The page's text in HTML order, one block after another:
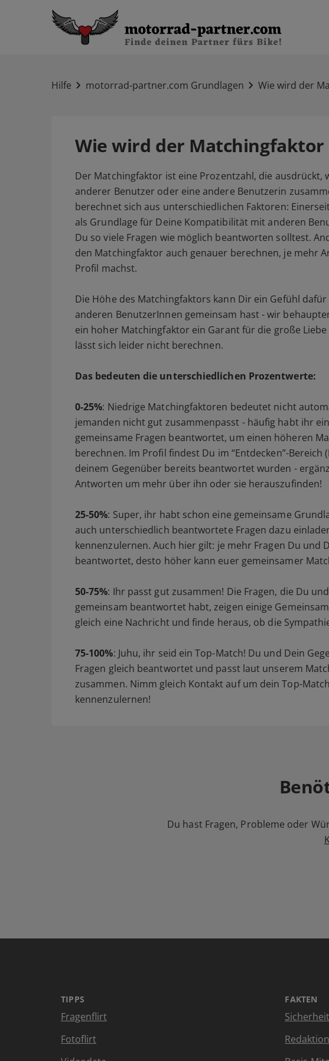
Hilfe motorrad-partner.com Grundlagen Wie wird der
Wie wird der Matchingfaktor
Der Matchingfaktor ist eine Prozentzahl, die ausdrückt,
anderer Benutzer oder eine andere Benutzerin
berechnet sich aus unterschiedlichen Faktoren:
als Grundlage für Deine Kompatibilität mit anderen
Du so viele Fragen wie möglich beantworten solltest.
den Matchingfaktor auch genauer berechnen, je mehr
Profil machst.
Die Höhe des Matchingfaktors kann Dir ein Gefühl
anderen BenutzerInnen gemeinsam hast - wir
ein hoher Matchingfaktor ein Garant für die große
lässt sich leider nicht berechnen.
Das bedeuten die unterschiedlichen Prozentwerte:
0-25%: Niedrige Matchingfaktoren bedeutet nicht
jemanden nicht gut zusammenpasst - häufig habt ihr
gemeinsame Fragen beantwortet, um einen höheren
berechnen. Im Profil findest Du im “Entdecken”-Bereich
deinem Gegenüber bereits beantwortet wurden -
Antworten um mehr über ihn oder sie herauszufinden!
25-50%: Super, ihr habt schon eine gemeinsame
auch unterschiedlich beantwortete Fragen dazu
kennenzulernen. Auch hier gilt: je mehr Fragen Du und
beantwortet, desto höher kann euer gemeinsamer
50-75%: Ihr passt gut zusammen! Die Fragen, die Du
gemeinsam beantwortet habt, zeigen einige
gleich eine Nachricht und finde heraus, ob die
75-100%: Juhu, ihr seid ein Top-Match! Du und Dein
Fragen gleich beantwortet und passt laut unserem
zusammen. Nimm gleich Kontakt auf um dein Top-
kennenzulernen!
Du hast Fragen, Probleme oder
TIPPS
Fragenflirt
Fotoflirt
FAKTEN